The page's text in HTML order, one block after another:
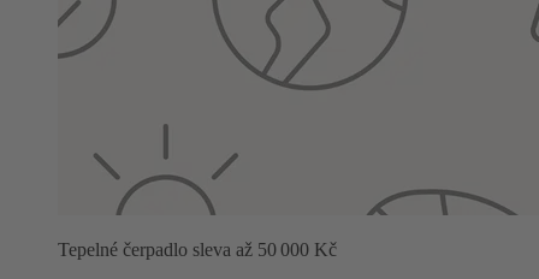
Tepelné čerpadlo sleva až 50 000 Kč